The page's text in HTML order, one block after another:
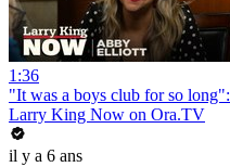
1:36
"It was a boys club for so
Larry King Now on Ora.TV
il y a 6 ans